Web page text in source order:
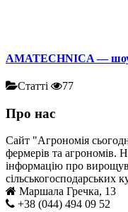
AMATECHNICA — шоу
Статті 77
Про нас
Сайт "Агрономія
фермерів та агрономів.
інформацію про
сільськогосподарських
Маршала Гречка, 13
+38 (044) 494 09 52